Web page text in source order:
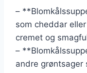
–
som cheddar
cremet og
–
andre grøntsager